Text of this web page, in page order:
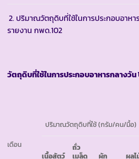
2. ปริมาณวัตถุดิบที่ใช้ในการประกอบอาห
รายงาน กพด.102
วัตถุดิบที่ใช้ในการประกอบอาหารกลางวั
เดือน
ปริมาณวัตถุดิบที่ใช้ (กรัม/คน/มื้อ)
เนื้อสัตว์
ถั่ว
เมล็ด
ผัก ผลไ